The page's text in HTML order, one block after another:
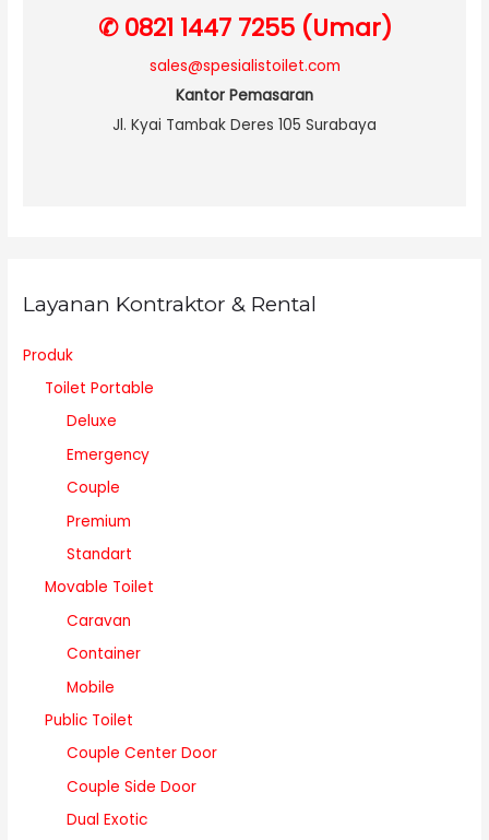
✆ 0821 1447 7255 (Umar)
sales@spesialistoilet.com
Kantor Pemasaran
Jl. Kyai Tambak Deres 105 Surabaya
Layanan Kontraktor & Rental
Produk
Toilet Portable
Deluxe
Emergency
Couple
Premium
Standart
Movable Toilet
Caravan
Container
Mobile
Public Toilet
Couple Center Door
Couple Side Door
Dual Exotic